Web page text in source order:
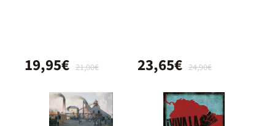
21,00€
19,95€ 24,90€
23,65€